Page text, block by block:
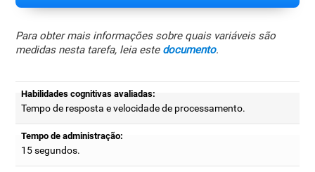
Para obter mais informações sobre quais variáveis são
medidas nesta tarefa, leia este documento.
Habilidades cognitivas avaliadas:
Tempo de resposta e velocidade de processamento.
Tempo de administração:
15 segundos.